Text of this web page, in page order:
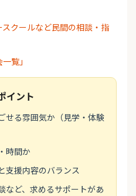
クールなど民間の相談・指
覧」
イント
せる雰囲気か（見学・体験
時間か
支援内容のバランス
など、求めるサポートがあ